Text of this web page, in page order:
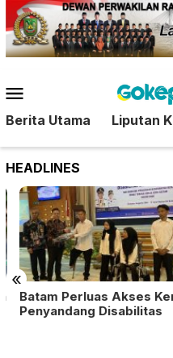
Loncat
ke
konten
Mobile
Berita Utama Liputan
HEADLINES
«
Batam Perluas Akses Kerja
Penyandang Disabilitas